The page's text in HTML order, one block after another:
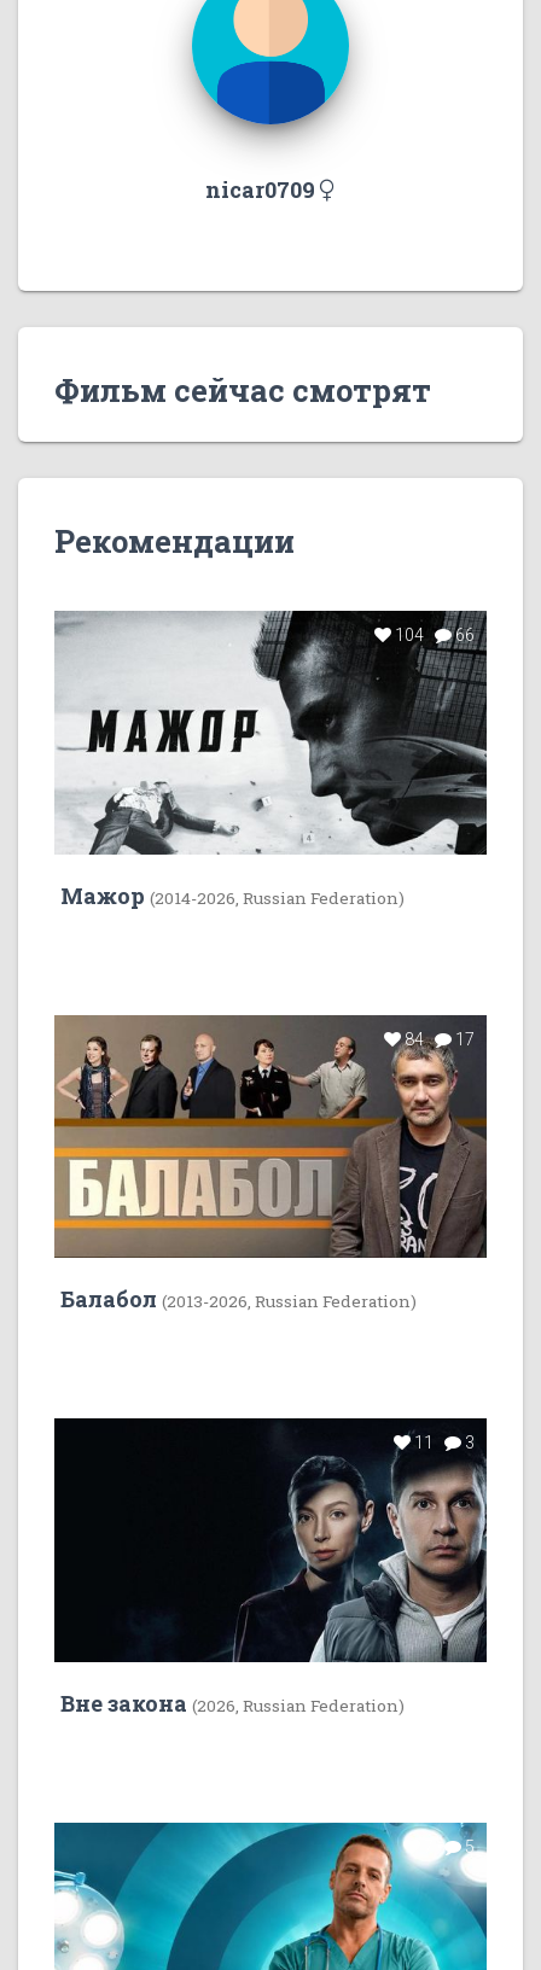
nicar0709
Фильм сейчас смотрят
Рекомендации
104 66
Мажор (2014-2026, Russian Federation)
84 17
Балабол (2013-2026, Russian Federation)
11 3
Вне закона (2026, Russian Federation)
7 5